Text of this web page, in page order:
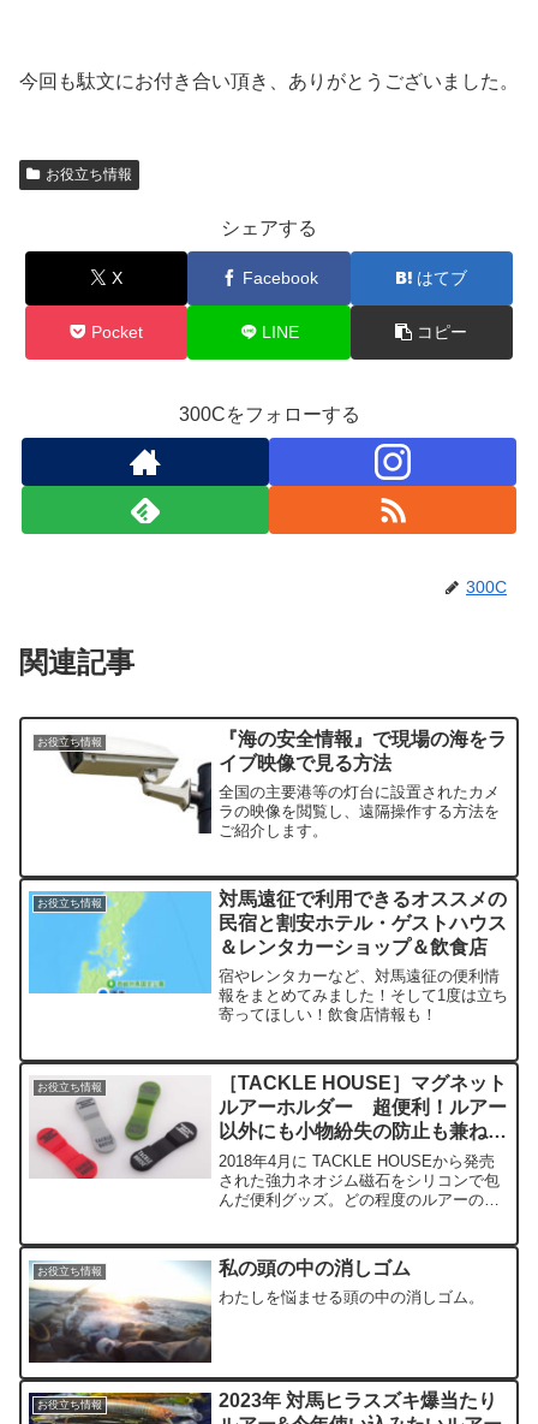
今回も駄文にお付き合い頂き、ありがとうございました。
お役立ち情報
シェアする
X Facebook はてブ
Pocket LINE コピー
300Cをフォローする
300C
関連記事
お役立ち情報
『海の安全情報』で現場の海をラ
イブ映像で見る方法
全国の主要港等の灯台に設置されたカメ
ラの映像を閲覧し、遠隔操作する方法を
ご紹介します。
お役立ち情報
対馬遠征で利用できるオススメの
民宿と割安ホテル・ゲストハウス
＆レンタカーショップ＆飲食店
宿やレンタカーなど、対馬遠征の便利情
報をまとめてみました！そして1度は立ち
寄ってほしい！飲食店情報も！
お役立ち情報
［TACKLE HOUSE］マグネット
ルアーホルダー 超便利！ルアー
以外にも小物紛失の防止も兼ねた
スグレもの
2018年4月に TACKLE HOUSEから発売
された強力ネオジム磁石をシリコンで包
んだ便利グッズ。どの程度のルアーの重
お役立ち情報 私の頭の中の消しゴム
わたしを悩ませる頭の中の消しゴム。
お役立ち情報
2023年 対馬ヒラスズキ爆当たり